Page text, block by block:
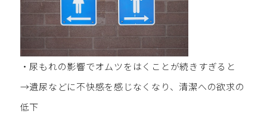
・尿もれの影響でオムツをはくことが続きすぎると
→遺尿などに不快感を感じなくなり、清潔への欲求の
低下